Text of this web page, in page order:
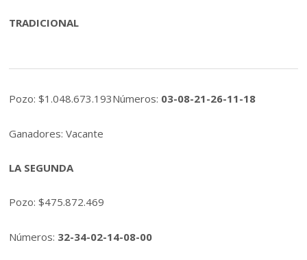
TRADICIONAL
Pozo: $1.048.673.193Números: 03-08-21-26-11-18
Ganadores: Vacante
LA SEGUNDA
Pozo: $475.872.469
Números: 32-34-02-14-08-00